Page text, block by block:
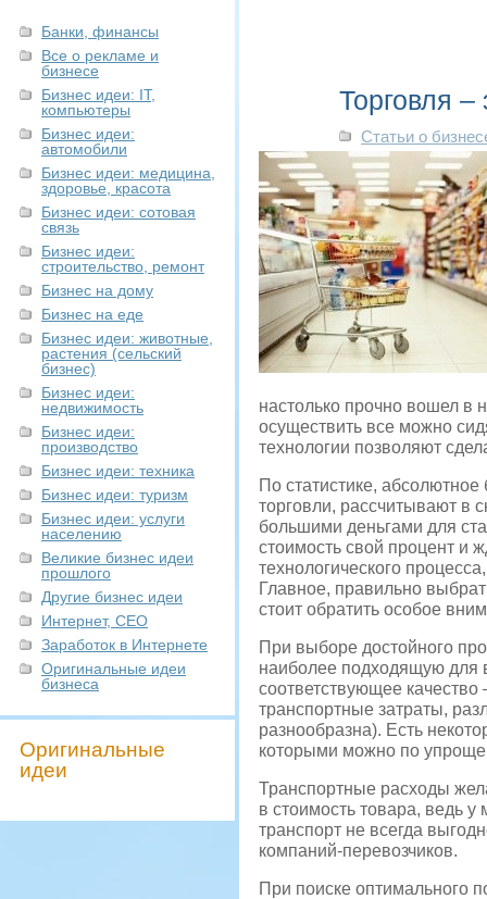
Банки, финансы
Все о рекламе и
бизнесе
Бизнес идеи: IT,
компьютеры
Бизнес идеи:
автомобили
Бизнес идеи: медицина,
здоровье, красота
Бизнес идеи: сотовая
связь
Бизнес идеи:
строительство, ремонт
Бизнес на дому
Бизнес на еде
Бизнес идеи: животные,
растения (сельский
бизнес)
Бизнес идеи:
недвижимость
Бизнес идеи:
производство
Бизнес идеи: техника
Бизнес идеи: туризм
Бизнес идеи: услуги
населению
Великие бизнес идеи
прошлого
Другие бизнес идеи
Интернет, СЕО
Заработок в Интернете
Оригинальные идеи
бизнеса
Оригинальные
идеи
Торговля
Статьи о
настолько прочно вошел в
осуществить все можно
технологии позволяют
По статистике,
торговли, рассчитывают в
большими деньгами для
стоимость свой процент и
технологического
Главное, правильно
стоит обратить особое
При выборе достойного
наиболее подходящую для
соответствующее качество
транспортные затраты,
разнообразна). Есть
которыми можно по
Транспортные расходы
в стоимость товара, ведь
транспорт не всегда
компаний-перевозчиков.
При поиске оптимального